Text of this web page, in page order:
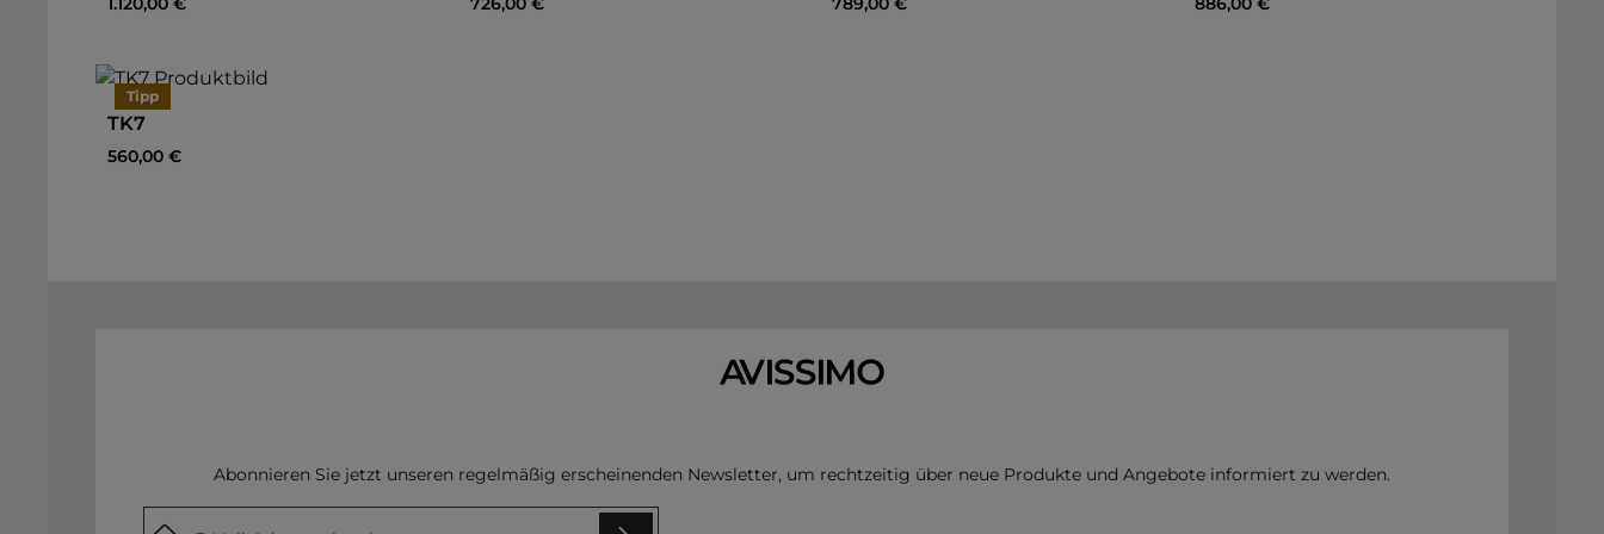
In den Warenkorb
Tipp
TK7
Regulärer Preis:
560,00 €
Abonnieren Sie jetzt unseren regelmäßig erscheinenden Newsletter, um rechtzeitig über neue Produkte und Angebote informiert zu werden.